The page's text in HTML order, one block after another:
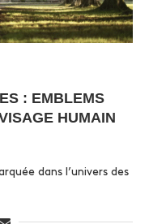
: EMBLEMS
HUMAIN
dans l’univers des